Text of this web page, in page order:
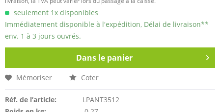
seulement 1x disponibles
Immédiatement disponible à l'expédition, Délai de livraison**
env. 1 à 3 jours ouvrés.
Dans le panier
Mémoriser Coter
Réf. de l’article:
LPANT3512